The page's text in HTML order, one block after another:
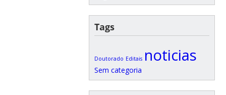
Tags
Doutorado Editais noticias
Sem categoria